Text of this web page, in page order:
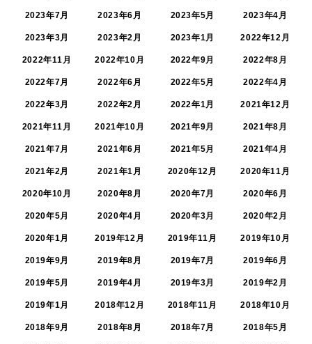
2023年7月 2023年6月 2023年5月 2023年4月
2023年3月 2023年2月 2023年1月 2022年12月
2022年11月 2022年10月 2022年9月 2022年8月
2022年7月 2022年6月 2022年5月 2022年4月
2022年3月 2022年2月 2022年1月 2021年12月
2021年11月 2021年10月 2021年9月 2021年8月
2021年7月 2021年6月 2021年5月 2021年4月
2021年2月 2021年1月 2020年12月 2020年11月
2020年10月 2020年8月 2020年7月 2020年6月
2020年5月 2020年4月 2020年3月 2020年2月
2020年1月 2019年12月 2019年11月 2019年10月
2019年9月 2019年8月 2019年7月 2019年6月
2019年5月 2019年4月 2019年3月 2019年2月
2019年1月 2018年12月 2018年11月 2018年10月
2018年9月 2018年8月 2018年7月 2018年5月